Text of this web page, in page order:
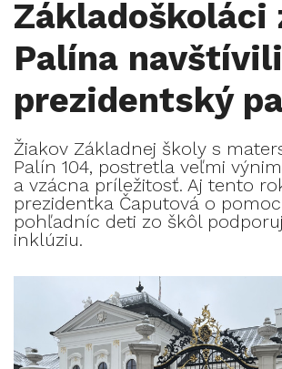
Základoškoláci
Palína navštívili
prezidentský
Žiakov Základnej školy s
Palín 104, postretla veľmi
a vzácna príležitosť. Aj tento
prezidentka Čaputová o
pohľadníc deti zo škôl
inklúziu.